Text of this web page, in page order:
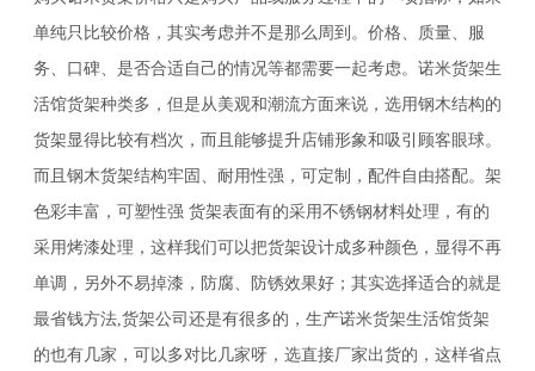
单纯只比较价格，其实考虑并不是那么周到。价格、质量、服
务、口碑、是否合适自己的情况等都需要一起考虑。诺米货架生
活馆货架种类多，但是从美观和潮流方面来说，选用钢木结构的
货架显得比较有档次，而且能够提升店铺形象和吸引顾客眼球。
而且钢木货架结构牢固、耐用性强，可定制，配件自由搭配。架
色彩丰富，可塑性强 货架表面有的采用不锈钢材料处理，有的
采用烤漆处理，这样我们可以把货架设计成多种颜色，显得不再
单调，另外不易掉漆，防腐、防锈效果好；其实选择适合的就是
最省钱方法,货架公司还是有很多的，生产诺米货架生活馆货架
的也有几家，可以多对比几家呀，选直接厂家出货的，这样省点